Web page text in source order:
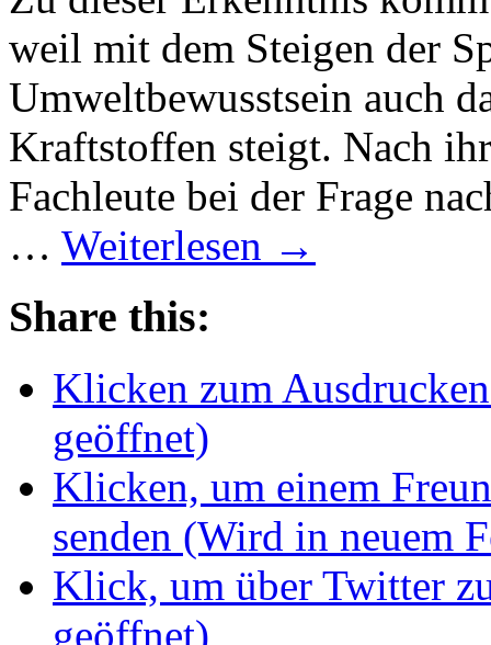
weil mit dem Steigen der
Umweltbewusstsein auch
Kraftstoffen steigt. Nach
Fachleute bei der Frage
… Weiterlesen →
Share this:
Klicken zum
geöffnet)
Klicken, um einem
senden (Wird in neuem
Klick, um über Twitter
geöffnet)